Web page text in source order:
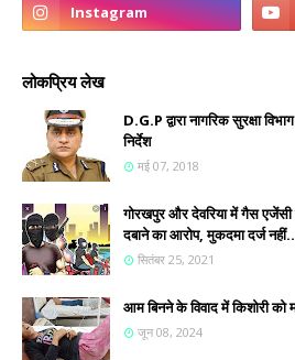
लोकप्रिय लेख
D.G.P द्वारा नागरिक सुरक्षा
निर्देश
मई 07, 2018
गोरखपुर और देवरिया में गैस
दबाने का आरोप, मुकदमा दर्ज
सितंबर 25, 2021
आम बिनने के विवाद में किशोरी को
जून 08, 2024